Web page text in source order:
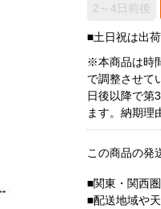
2～4日前後
■土日祝は出
※本商品は時
で調整させて
日後以降で第
ます。納期理
この商品の発
■関東・関西
■配送地域や